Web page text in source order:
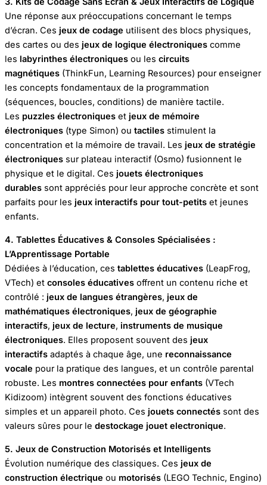
Une réponse aux préoccupations concernant le temps
d’écran. Ces jeux de codage utilisent des blocs physiques,
des cartes ou des jeux de logique électroniques comme
les labyrinthes électroniques ou les circuits
magnétiques (ThinkFun, Learning Resources) pour enseigner
les concepts fondamentaux de la programmation
(séquences, boucles, conditions) de manière tactile.
Les puzzles électroniques et jeux de mémoire
électroniques (type Simon) ou tactiles stimulent la
concentration et la mémoire de travail. Les jeux de stratégie
électroniques sur plateau interactif (Osmo) fusionnent le
physique et le digital. Ces jouets électroniques
durables sont appréciés pour leur approche concrète et sont
parfaits pour les jeux interactifs pour tout-petits et jeunes
enfants.
4. Tablettes Éducatives & Consoles Spécialisées :
L’Apprentissage Portable
Dédiées à l’éducation, ces tablettes éducatives (LeapFrog,
VTech) et consoles éducatives offrent un contenu riche et
contrôlé : jeux de langues étrangères, jeux de
mathématiques électroniques, jeux de géographie
interactifs, jeux de lecture, instruments de musique
électroniques. Elles proposent souvent des jeux
interactifs adaptés à chaque âge, une reconnaissance
vocale pour la pratique des langues, et un contrôle parental
robuste. Les montres connectées pour enfants (VTech
Kidizoom) intègrent souvent des fonctions éducatives
simples et un appareil photo. Ces jouets connectés sont des
valeurs sûres pour le destockage jouet electronique.
5. Jeux de Construction Motorisés et Intelligents
Évolution numérique des classiques. Ces jeux de
construction électrique ou motorisés (LEGO Technic, Engino)